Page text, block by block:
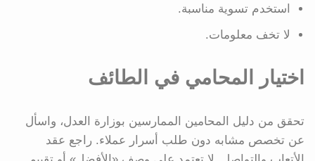
استخدم تسوية مناسبة.
لا تخف معلومات.
اختيار المحامي في الطائف
تحقق من دليل المحامين الممارسين بوزارة العدل، واسأل
عن تخصص مشابه دون طلب أسرار عملاء. راجع عقد